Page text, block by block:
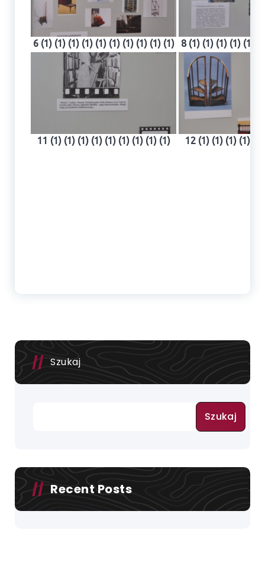
6 (1) (1) (1) (1) (1) (1) (1) (1) (1) (1) 8 (1) (1) (1) (1) (1)
11 (1) (1) (1) (1) (1) (1) (1) (1) (1) 12 (1) (1) (1) (1)
Szukaj
Szukaj
Recent Posts